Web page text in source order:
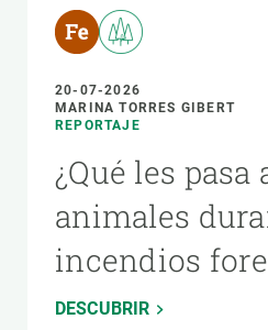
20-07-2026
MARINA TORRES GIBERT
REPORTAJE
¿Qué les pasa
animales
incendios
DESCUBRIR